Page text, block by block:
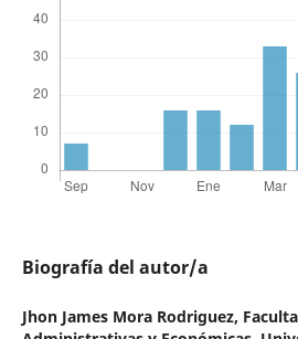
Biografía del autor/a
Jhon James Mora Rodriguez,